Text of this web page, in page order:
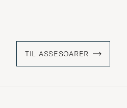
TIL ASSESOARER